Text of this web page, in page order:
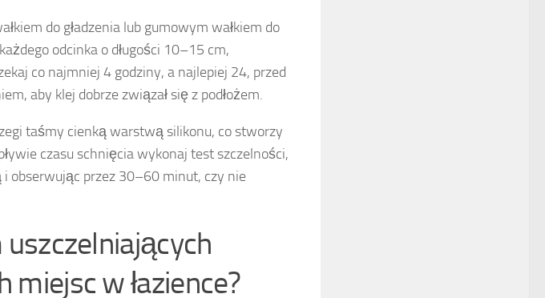
do gładzenia lub gumowym wałkiem do
odcinka o długości 10–15 cm,
co najmniej 4 godziny, a najlepiej 24, przed
aby klej dobrze związał się z podłożem.
taśmy cienką warstwą silikonu, co stworzy
czasu schnięcia wykonaj test szczelności,
obserwując przez 30–60 minut, czy nie
uszczelniających
w łazience?